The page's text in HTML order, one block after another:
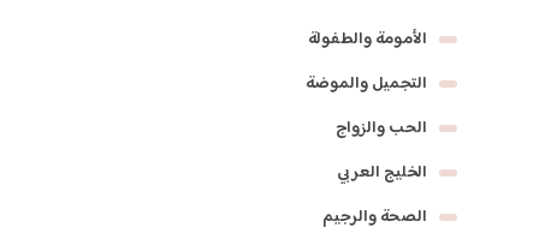
الأمومة والطفولة
التجميل والموضة
الحب والزواج
الخليج العربي
الصحة والرجيم